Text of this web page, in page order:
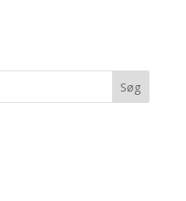
Søg